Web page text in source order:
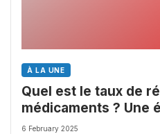
À LA UNE
Quel est le taux de
médicaments ? Une
chez les Big Pharmas
6 February 2025